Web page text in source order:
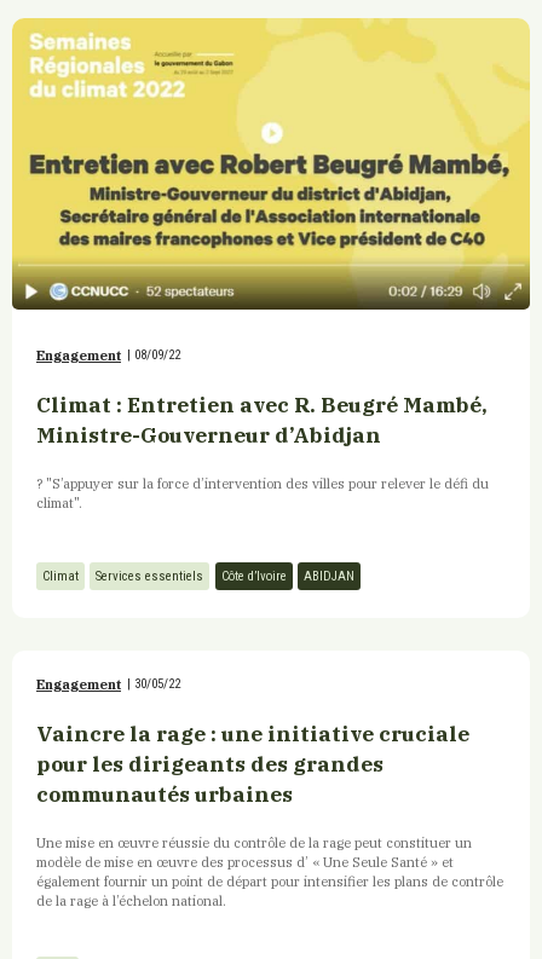
Engagement 08/09/22
Climat : Entretien avec R. Beugré Mambé,
Ministre-Gouverneur d’Abidjan
? "S’appuyer sur la force d’intervention des villes pour relever le défi du
climat".
Climat Services essentiels Côte d’Ivoire ABIDJAN
Engagement | 30/05/22
Vaincre la rage : une initiative cruciale
pour les dirigeants des grandes
communautés urbaines
Une mise en œuvre réussie du contrôle de la rage peut constituer un
modèle de mise en œuvre des processus d’ « Une Seule Santé » et
également fournir un point de départ pour intensifier les plans de contrôle
de la rage à l’échelon national.